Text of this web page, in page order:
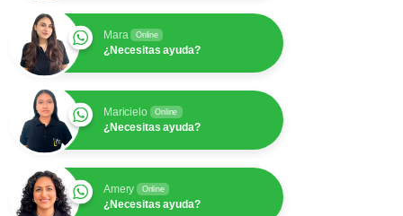
Mara Online
¿Necesitas ayuda?
Maricielo Online
¿Necesitas ayuda?
Amery Online
¿Necesitas ayuda?